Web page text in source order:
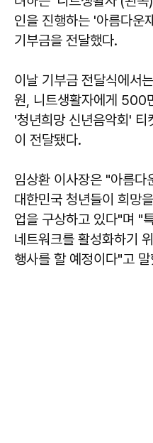
인을 진행하는 '아름다운
기부금을 전달했다.
이날 기부금 전달식에서
원, 니트생활자에게 500
'청년희망 신년음악회'
이 전달됐다.
임상환 이사장은 "아름다
대한민국 청년들이 희망
업을 구상하고 있다"며 "
네트워크를 활성화하기
행사를 할 예정이다"고